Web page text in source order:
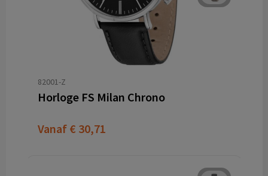
82001-Z
Horloge FS Milan Chrono
Vanaf € 30,71